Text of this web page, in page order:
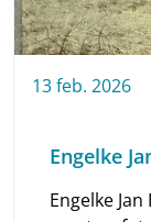
13feb. 2026
Engelke
Engelke